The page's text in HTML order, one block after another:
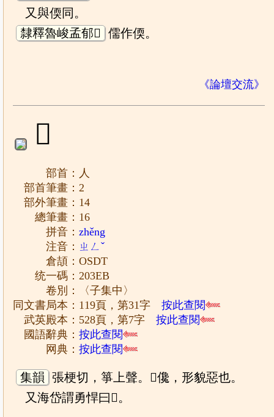
又與偄同。
隸釋魯峻孟郁𥓓 儒作偄。
《論壇交流》
𠏫
部首：人
部首筆畫：2
部外筆畫：14
總筆畫：16
拼音：zhěng
注音： ㄓㄥˇ
倉頡：OSDT
统一碼：203EB
卷別：〈子集中〉
同文書局本：119頁，第31字按此查閱
武英殿本：528頁，第7字按此查閱
國語辭典：按此查閱
网典：按此查閱
集韻 張梗切，箏上聲。𠏫儳，形貌惡也。
又海岱謂勇悍曰𠏫。